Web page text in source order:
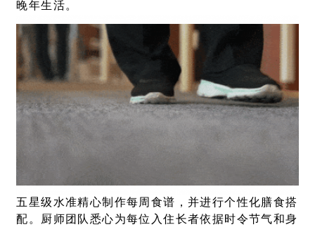
晚年生活。
五星级水准精心制作每周食谱，并进行个性化膳食搭
配。厨师团队悉心为每位入住长者依据时令节气和身